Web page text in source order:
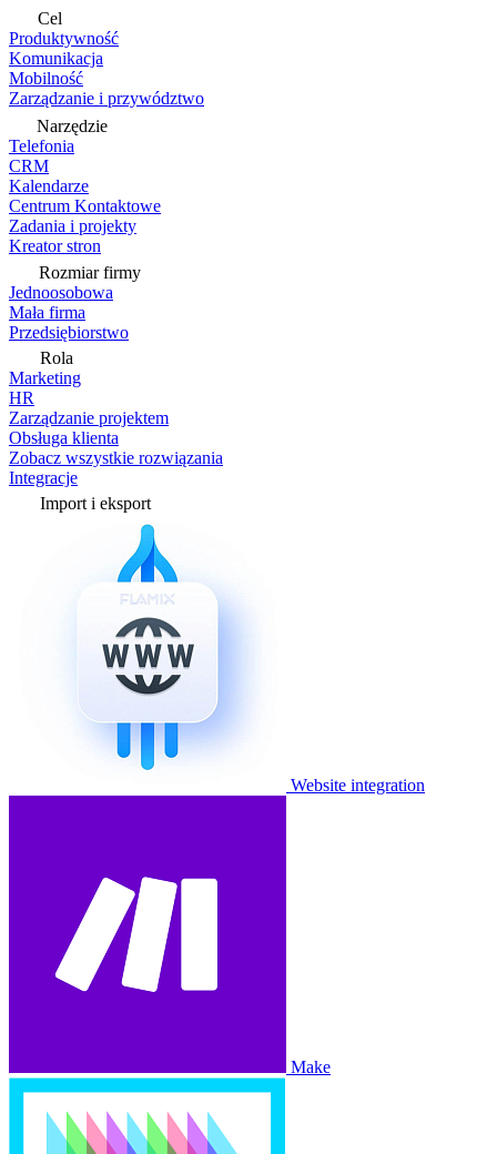
Cel
Produktywność
Komunikacja
Mobilność
Zarządzanie i przywództwo
Narzędzie
Telefonia
CRM
Kalendarze
Centrum Kontaktowe
Zadania i projekty
Kreator stron
Rozmiar firmy
Jednoosobowa
Mała firma
Przedsiębiorstwo
Rola
Marketing
HR
Zarządzanie projektem
Obsługa klienta
Zobacz wszystkie rozwiązania
Integracje
Import i eksport
Website integration
Make